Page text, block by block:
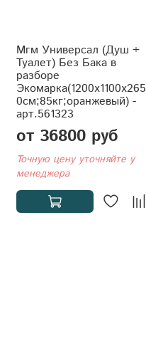
Мгм Универсал (Душ +
Туалет) Без Бака в
разборе
Экомарка(1200x1100x265
0см;85кг;оранжевый) -
арт.561323
от 36800 руб
Точную цену уточняйте у
менеджера